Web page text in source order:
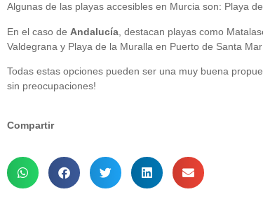
Algunas de las playas accesibles en Murcia son: Playa
En el caso de Andalucía , destacan playas como
Valdegrana y Playa de la Muralla en Puerto de Santa
Todas estas opciones pueden ser una muy buena
sin preocupaciones!
Compartir